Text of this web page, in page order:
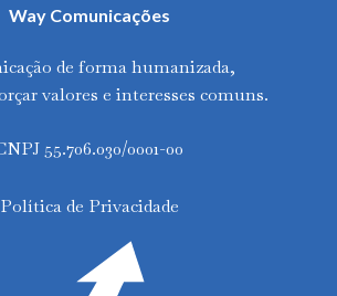
Way Comunicações
de forma humanizada,
valores e interesses comuns.
55.706.030/0001-00
Política de Privacidade